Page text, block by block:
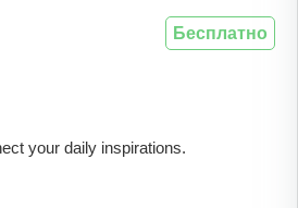
your daily inspirations.
Бесплатно